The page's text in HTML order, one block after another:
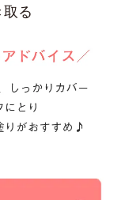
る